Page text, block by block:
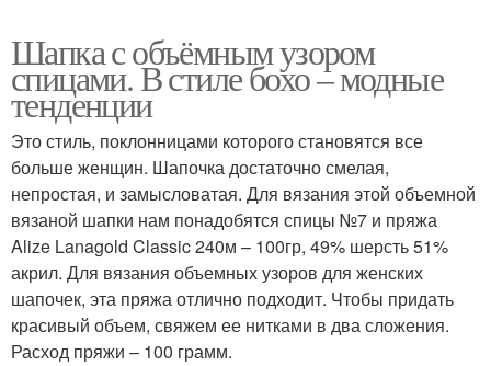
Шапка с объёмным узором
спицами. В стиле бохо – модные
тенденции
Это стиль, поклонницами которого становятся все
больше женщин. Шапочка достаточно смелая,
непростая, и замысловатая. Для вязания этой объемной
вязаной шапки нам понадобятся спицы №7 и пряжа
Alize Lanagold Classic 240м – 100гр, 49% шерсть 51%
акрил. Для вязания объемных узоров для женских
шапочек, эта пряжа отлично подходит. Чтобы придать
красивый объем, свяжем ее нитками в два сложения.
Расход пряжи – 100 грамм.